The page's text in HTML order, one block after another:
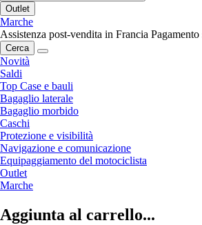
Outlet
Marche
Assistenza post-vendita in Francia
Cerca
Novità
Saldi
Top Case e bauli
Bagaglio laterale
Bagaglio morbido
Caschi
Protezione e visibilità
Navigazione e comunicazione
Equipaggiamento del motociclista
Outlet
Marche
Aggiunta al carrello...